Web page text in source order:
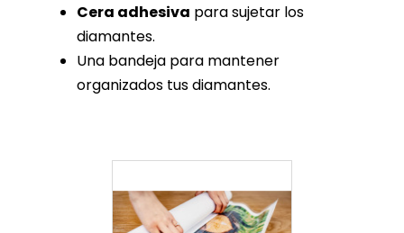
Cera adhesiva para sujetar los
diamantes.
Una bandeja para mantener
organizados tus diamantes.